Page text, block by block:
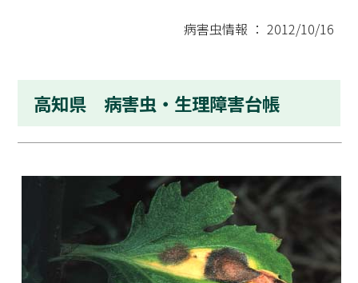
病害虫情報 ： 2012/10/16
高知県 病害虫・生理障害台帳